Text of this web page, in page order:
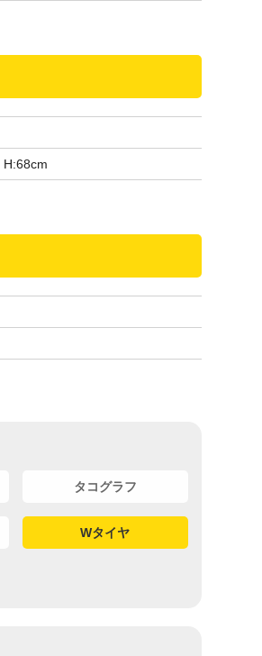
H:68cm
タコグラフ
Wタイヤ